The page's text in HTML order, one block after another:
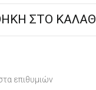
ΣΤΟ ΚΑΛΆΘΙ
επιθυμιών